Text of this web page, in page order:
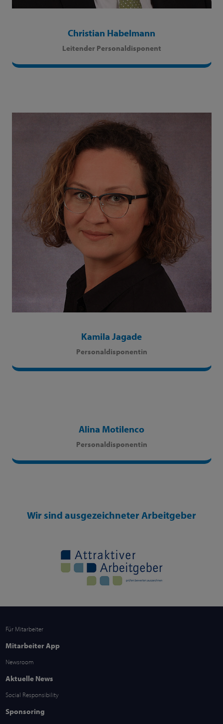
Christian Habelmann
Leitender Personaldisponent
Kamila Jagade
Personaldisponentin
Alina Motilenco
Personaldisponentin
Wir sind ausgezeichneter Arbeitgeber
Für Mitarbeiter
Mitarbeiter App
Newsroom
Aktuelle News
Social Responsibility
Sponsoring